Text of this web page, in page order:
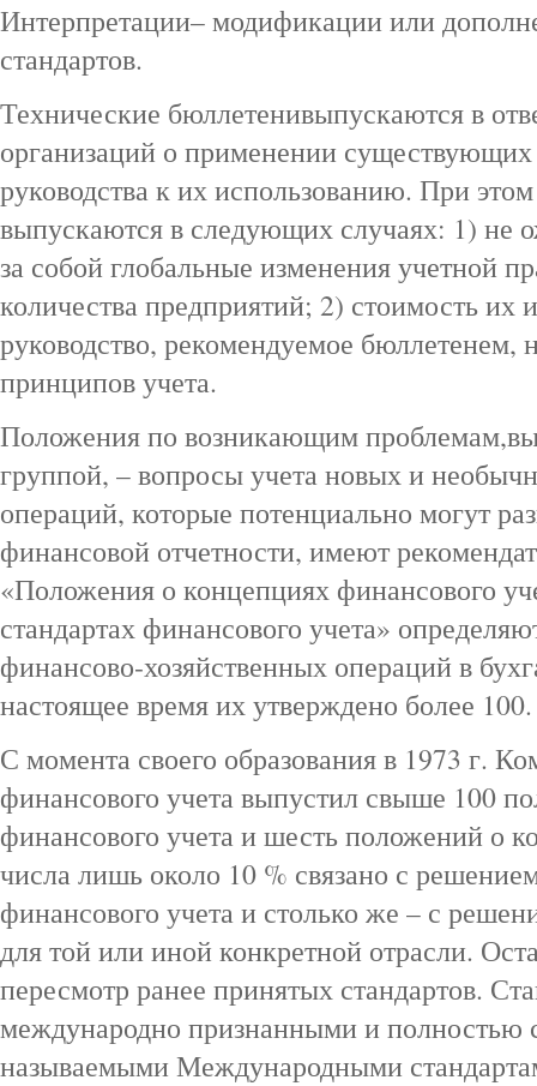
Интерпретации– модификации или
стандартов.
Технические бюллетенивыпускаются в
организаций о применении существующих
руководства к их использованию. При
выпускаются в следующих случаях: 1) не
за собой глобальные изменения учетной
количества предприятий; 2) стоимость их
руководство, рекомендуемое бюллетенем,
принципов учета.
Положения по возникающим
группой, – вопросы учета новых и
операций, которые потенциально могут
финансовой отчетности, имеют
«Положения о концепциях финансового
стандартах финансового учета»
финансово‑хозяйственных операций в
настоящее время их утверждено более 100.
С момента своего образования в 1973 г.
финансового учета выпустил свыше 100
финансового учета и шесть положений о
числа лишь около 10 % связано с
финансового учета и столько же – с
для той или иной конкретной отрасли.
пересмотр ранее принятых стандартов.
международно признанными и полностью
называемыми Международными